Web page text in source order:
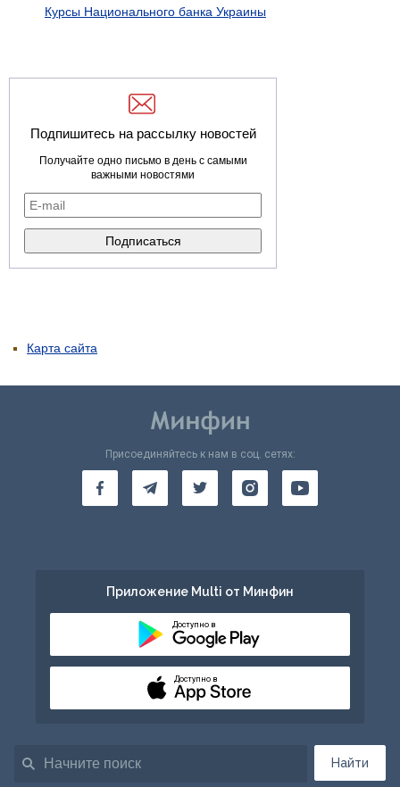
Курсы Национального банка Украины
Подпишитесь на рассылку новостей
Получайте одно письмо в день с самыми
важными новостями
Карта сайта
Найти
Присоединяйтесь к нам в соц. сетях:
Приложение Multi от Минфин
Доступно в
Доступно в